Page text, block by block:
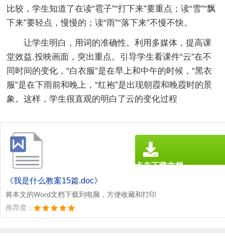
比较，学生知道了在读“雹子”“打下来”要重点；读“雪”“飘
下来”要轻点，慢慢的；读“雨”“落下来”不慢不快。
让学生明白，用词的准确性。利用多媒体，提高课
堂效益.投映画面，突出重点。引导学生看课件“云”在不
同时间的变化，“白衣服”是在早上和中午的时候，“黑衣
服”是在下雨前和晚上，“红袍”是出现朝霞和晚霞时的景
象。这样，学生很直观的明白了云的变化过程
《我是什么教案15篇.doc》
将本文的Word文档下载到电脑，方便收藏和打印
推荐度：
点击下载文档